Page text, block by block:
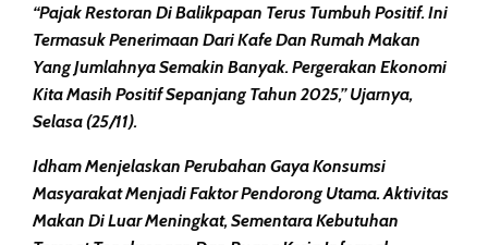
“Pajak Restoran Di Balikpapan Terus Tumbuh Positif. Ini
Termasuk Penerimaan Dari Kafe Dan Rumah Makan
Yang Jumlahnya Semakin Banyak. Pergerakan Ekonomi
Kita Masih Positif Sepanjang Tahun 2025,” Ujarnya,
Selasa (25/11).
Idham Menjelaskan Perubahan Gaya Konsumsi
Masyarakat Menjadi Faktor Pendorong Utama. Aktivitas
Makan Di Luar Meningkat, Sementara Kebutuhan